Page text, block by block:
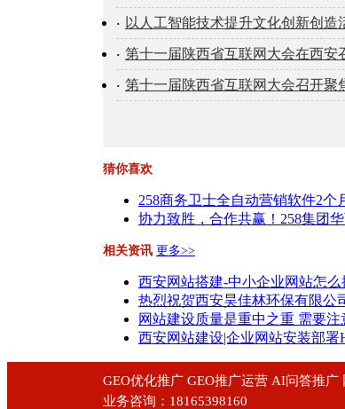
以人工智能技术提升文化创新创造
第十一届陕西省互联网大会在西安
第十一届陕西省互联网大会召开聚
猜你喜欢
258商务卫士全自动营销软件2个
协力致胜，合作共赢！258集团
相关资讯 更多>>
西安网站搭建-中小企业网站怎么
热烈祝贺西安昊佳林环保有限公
网站建设质量是重中之重 需要
西安网站建设|企业网站安装部署
GEO优化推广 GEO推广运营 AI问答推
业务咨询：18165398160